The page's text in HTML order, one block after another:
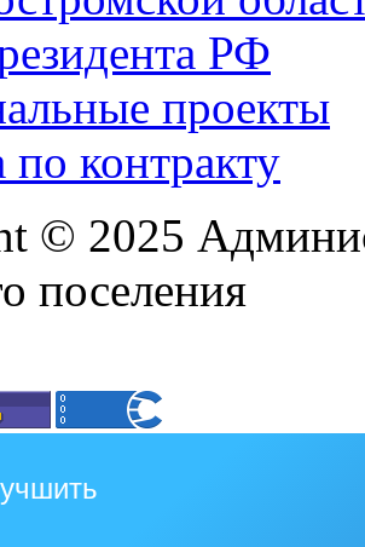
© 2025
поселения